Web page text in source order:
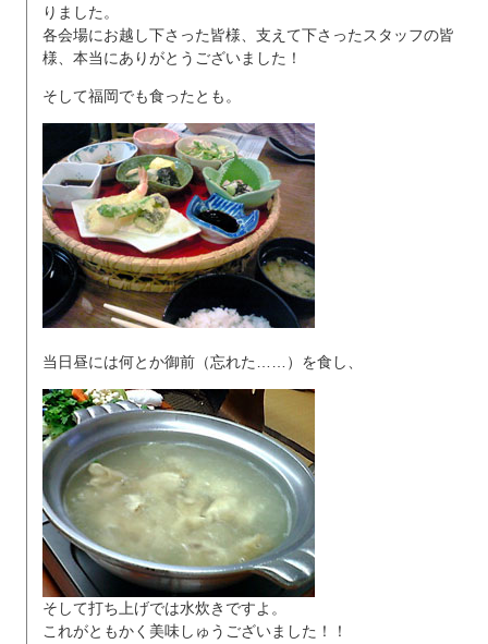
りました。
各会場にお越し下さった皆様、支えて下さったスタッフの皆
様、本当にありがとうございました！
そして福岡でも食ったとも。
当日昼には何とか御前（忘れた……）を食し、
そして打ち上げでは水炊きですよ。
これがともかく美味しゅうございました！！